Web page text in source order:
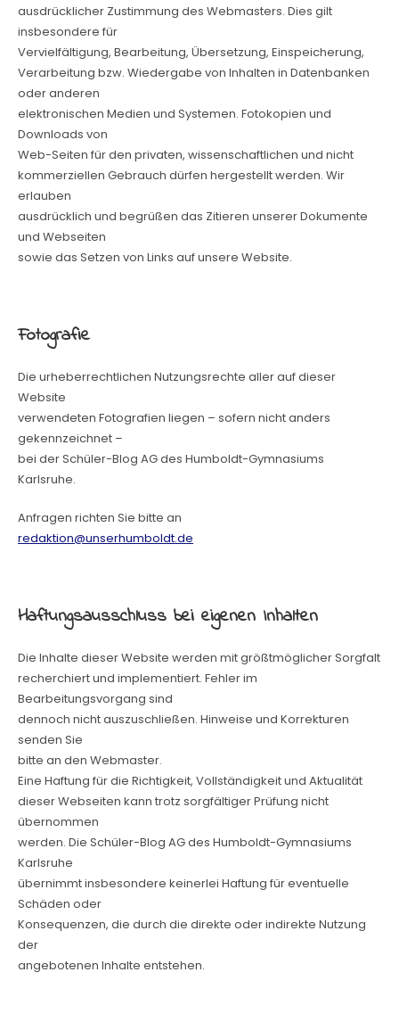
ausdrücklicher Zustimmung des Webmasters. Dies gilt
insbesondere für
Vervielfältigung, Bearbeitung, Übersetzung, Einspeicherung,
Verarbeitung bzw. Wiedergabe von Inhalten in Datenbanken
oder anderen
elektronischen Medien und Systemen. Fotokopien und
Downloads von
Web-Seiten für den privaten, wissenschaftlichen und nicht
kommerziellen Gebrauch dürfen hergestellt werden. Wir
erlauben
ausdrücklich und begrüßen das Zitieren unserer Dokumente
und Webseiten
sowie das Setzen von Links auf unsere Website.
Fotografie
Die urheberrechtlichen Nutzungsrechte aller auf dieser
Website
verwendeten Fotografien liegen – sofern nicht anders
gekennzeichnet –
bei der Schüler-Blog AG des Humboldt-Gymnasiums
Karlsruhe.
Anfragen richten Sie bitte an
redaktion@unserhumboldt.de
Haftungsausschluss bei eigenen Inhalten
Die Inhalte dieser Website werden mit größtmöglicher Sorgfalt
recherchiert und implementiert. Fehler im
Bearbeitungsvorgang sind
dennoch nicht auszuschließen. Hinweise und Korrekturen
senden Sie
bitte an den Webmaster.
Eine Haftung für die Richtigkeit, Vollständigkeit und Aktualität
dieser Webseiten kann trotz sorgfältiger Prüfung nicht
übernommen
werden. Die Schüler-Blog AG des Humboldt-Gymnasiums
Karlsruhe
übernimmt insbesondere keinerlei Haftung für eventuelle
Schäden oder
Konsequenzen, die durch die direkte oder indirekte Nutzung
der
angebotenen Inhalte entstehen.